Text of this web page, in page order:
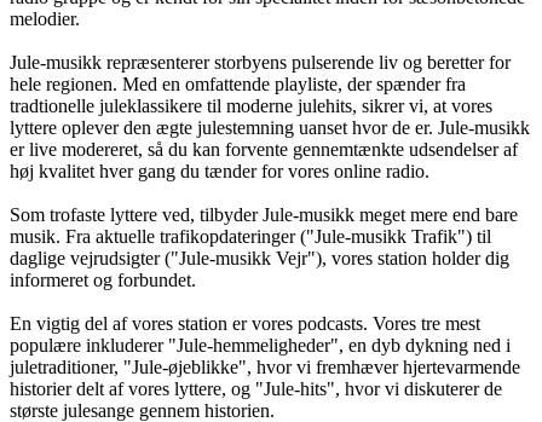
melodier.
Jule-musikk repræsenterer storbyens pulserende liv og beretter for
hele regionen. Med en omfattende playliste, der spænder fra
tradtionelle juleklassikere til moderne julehits, sikrer vi, at vores
lyttere oplever den ægte julestemning uanset hvor de er. Jule-musikk
er live modereret, så du kan forvente gennemtænkte udsendelser af
høj kvalitet hver gang du tænder for vores online radio.
Som trofaste lyttere ved, tilbyder Jule-musikk meget mere end bare
musik. Fra aktuelle trafikopdateringer ("Jule-musikk Trafik") til
daglige vejrudsigter ("Jule-musikk Vejr"), vores station holder dig
informeret og forbundet.
En vigtig del af vores station er vores podcasts. Vores tre mest
populære inkluderer "Jule-hemmeligheder", en dyb dykning ned i
juletraditioner, "Jule-øjeblikke", hvor vi fremhæver hjertevarmende
historier delt af vores lyttere, og "Jule-hits", hvor vi diskuterer de
største julesange gennem historien.